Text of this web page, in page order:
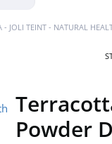
- JOLI TEINT - NATURAL
Powder